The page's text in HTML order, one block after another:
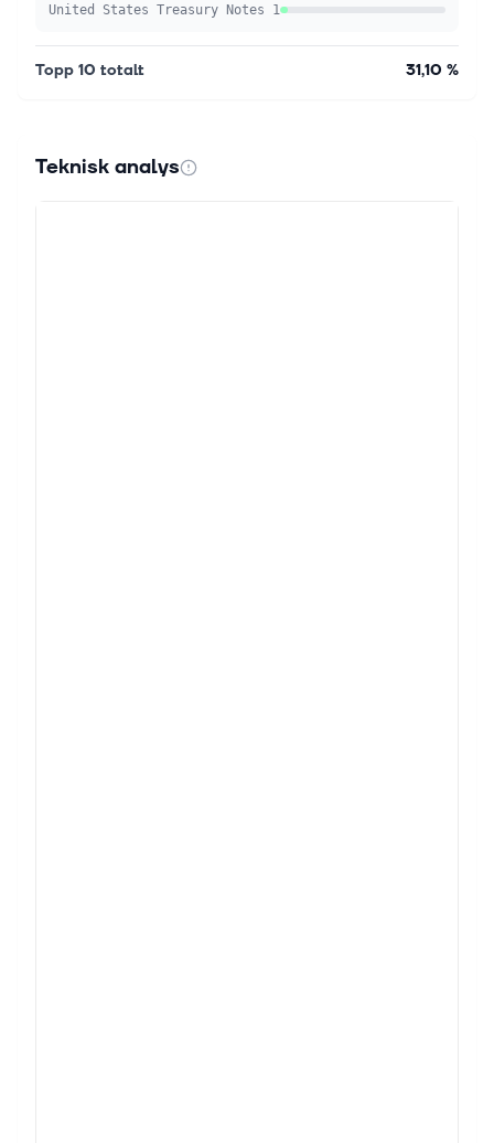
United States Treasury Notes 1
Topp 10 totalt 31,10 %
Teknisk analys